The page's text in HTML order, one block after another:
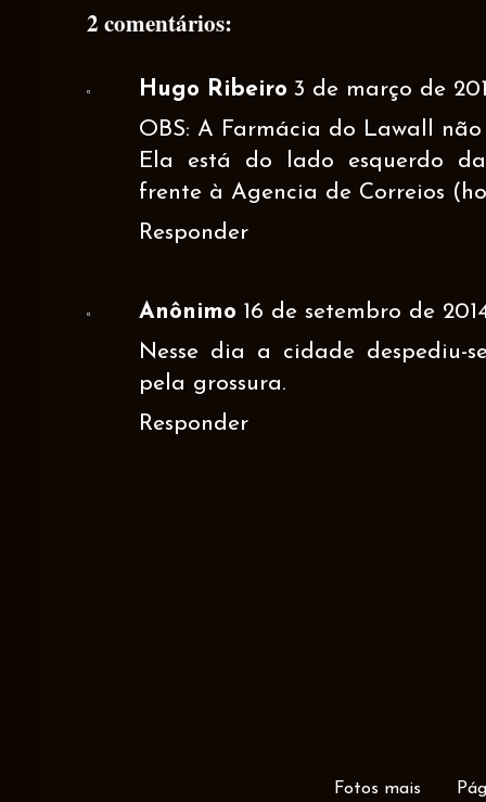
2 comentários:
Hugo Ribeiro 3 de março de
OBS: A Farmácia do Lawall
Ela está do lado esquerdo
frente à Agencia de Correios
Responder
Anônimo 16 de setembro de
Nesse dia a cidade despediu-
pela grossura.
Responder
Fotos mais